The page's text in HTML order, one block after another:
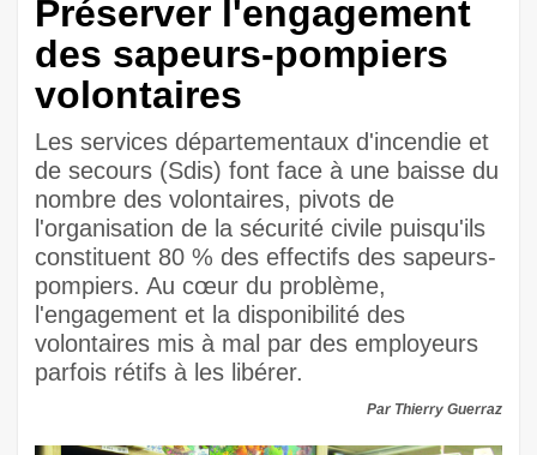
Préserver l'engagement
des sapeurs-pompiers
volontaires
Les services départementaux d'incendie et
de secours (Sdis) font face à une baisse du
nombre des volontaires, pivots de
l'organisation de la sécurité civile puisqu'ils
constituent 80 % des effectifs des sapeurs-
pompiers. Au cœur du problème,
l'engagement et la disponibilité des
volontaires mis à mal par des employeurs
parfois rétifs à les libérer.
Par Thierry Guerraz